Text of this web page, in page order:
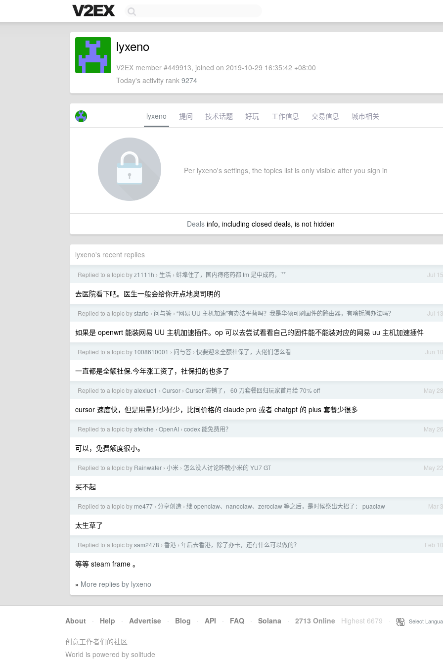
lyxeno
V2EX member #449913, joined on 2019-10-29 16:35:42 +08:00
Today's activity rank 9274
lyxeno 提问 技术话题 好玩 工作信息 交易信息 城市相关
Per lyxeno's settings, the topics list is only visible after you sign in
Dealsinfo, including closed deals, is not hidden
lyxeno's recent replies
Jul 15
Replied to a topic byz1111h › 生活 › 蚌埠住了，国内痔疮药都 tm 是中成药，艹
去医院看下吧。医生一般会给你开点地奥司明的
Jul 13
Replied to a topic bystarto › 问与答 › “网易 UU 主机加速”有办法平替吗？我是华硕可刷固件的路由器，有啥折腾办法吗？
如果是 openwrt 能装网易 UU 主机加速插件。op 可以去尝试看看自己的固件能不能装对应的网易 uu 主机加速插件
Jun 10
Replied to a topic by 1008610001 › 问与答 › 快要迎来全额社保了，大佬们怎么看
一直都是全额社保.今年涨工资了，社保扣的也多了
May 28
Replied to a topic byalexluo1 › Cursor › Cursor 滞销了， 60 刀套餐回归玩家首月给 70% off
cursor 速度快，但是用量好少好少，比同价格的 claude pro 或者 chatgpt 的 plus 套餐少很多
May 26
Replied to a topic byafeiche › OpenAI › codex 能免费用？
可以，免费额度很小。
May 22
Replied to a topic by Rainwater › 小米 › 怎么没人讨论昨晚小米的 YU7 GT
买不起
Mar 3
Replied to a topic by me477 › 分享创造 › 继 openclaw、nanoclaw、zeroclaw 等之后，是时候祭出大招了： puaclaw
太生草了
Feb 10
Replied to a topic bysam2478 › 香港 › 年后去香港，除了办卡，还有什么可以做的？
等等 steam frame 。
» More replies by lyxeno
About · Help · Advertise · Blog · API · FAQ · Solana · 2713 Online Highest 6679 Select
创意工作者们的社区
World is powered by solitude